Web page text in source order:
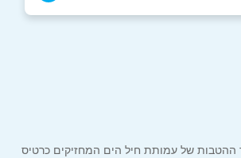
בפייסבוק באינסטגרם
ההטבות של עמותת חיל הים המחזיקים כרטיס